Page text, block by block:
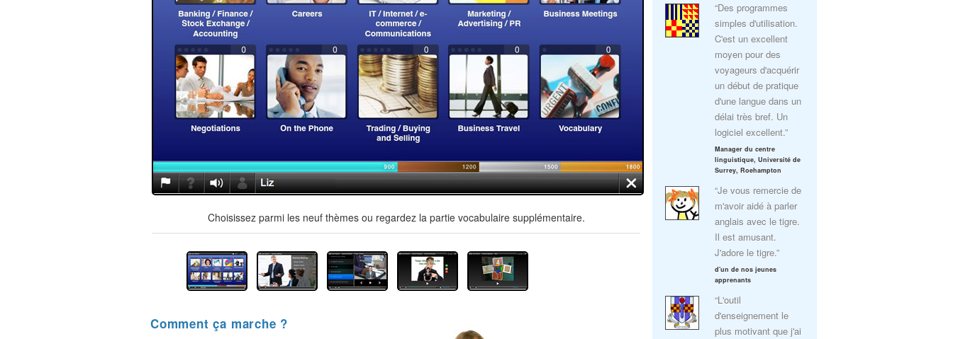
Choisissez parmi les neuf thèmes ou regardez la partie vocabulaire supplémentaire.
Comment ça marche ?
“Des programmes
simples d'utilisation.
C'est un excellent
moyen pour des
voyageurs d'acquérir
un début de pratique
d'une langue dans un
délai très bref. Un
logiciel excellent.”
Manager du centre
linguistique, Université de
Surrey, Roehampton
“Je vous remercie de
m'avoir aidé à parler
anglais avec le tigre.
Il est amusant.
J'adore le tigre.”
d'un de nos jeunes
apprenants
“L'outil
d'enseignement le
plus motivant que j'ai